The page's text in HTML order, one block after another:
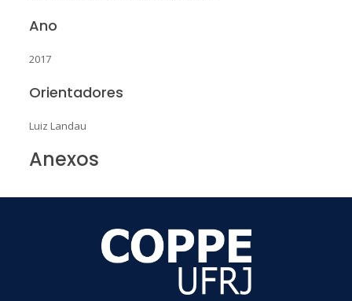
Ano
2017
Orientadores
Luiz Landau
Anexos